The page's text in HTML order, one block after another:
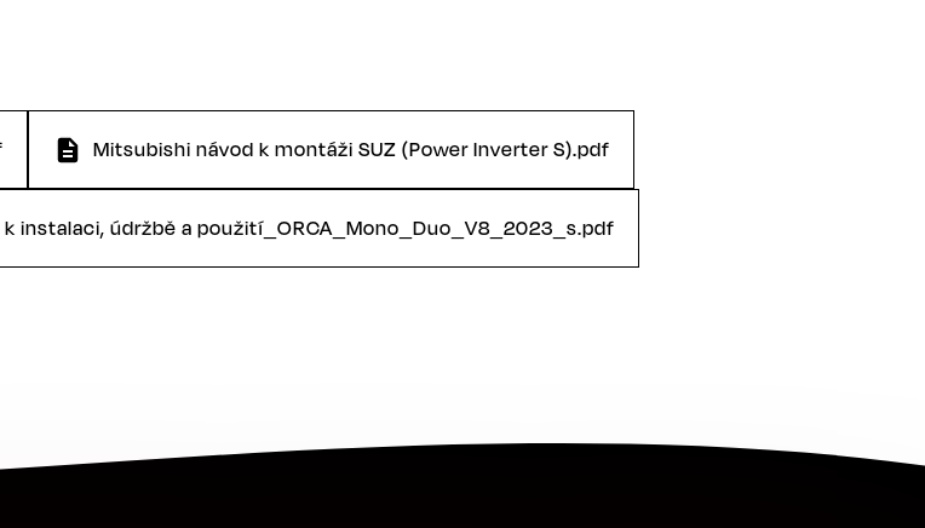
Mitsubishi návod k montáži SUZ (Power Inverter S).pdf
k instalaci, údržbě a použití_ORCA_Mono_Duo_V8_2023_s.pdf